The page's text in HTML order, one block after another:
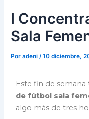
I
Sala
Poradeni /10 diciembre,
Este fin de semana
de fútbol sala
algo más de tres